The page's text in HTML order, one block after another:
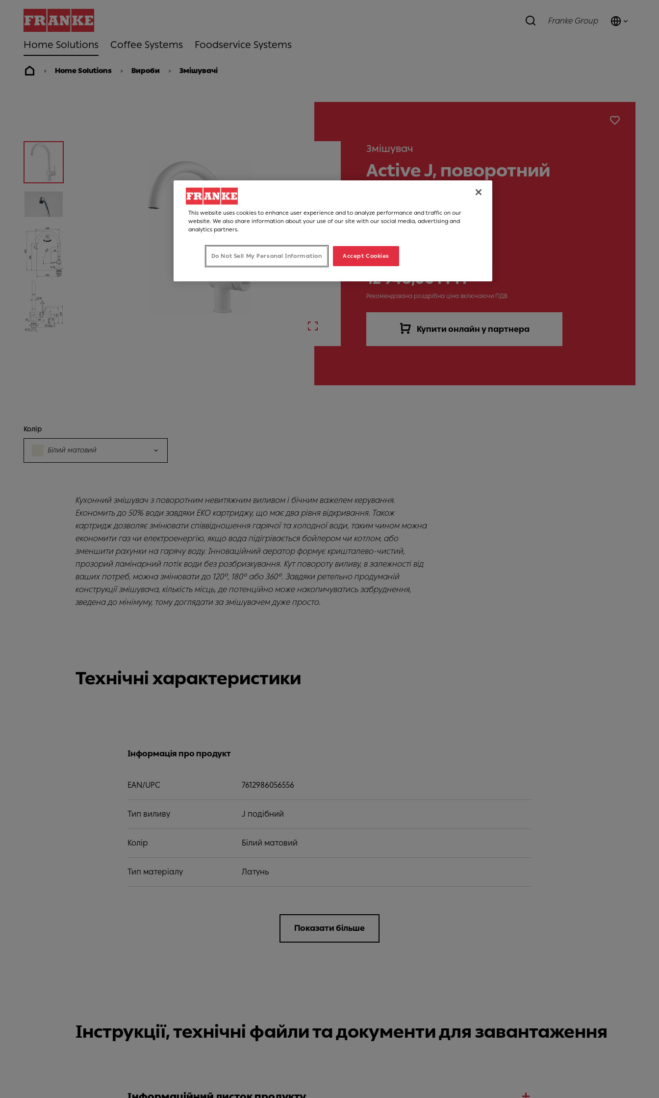
Home Solutions Coffee Systems Foodservice Systems
Franke Group
Home Solutions Вироби Змішувачі
Змішувач
Active J, поворотний
невитяжний
Артикул
12 948,00 ГРН
Рекомендована роздрібна ціна включаючи ПДВ
Купити онлайн у партнера
Колір
Білий матовий
Кухонний змішувач з поворотним невитяжним виливом і бічним важелем керування.
Економить до 50% води завдяки ЕКО картриджу, що має два рівня відкривання. Також
картридж дозволяє змінювати співвідношення гарячої та холодної води, таким чином можна
економити газ чи електроенергію, якщо вода підігрівається бойлером чи котлом, або
зменшити рахунки на гарячу воду. Інноваційний аератор формує кришталево-чистий,
прозорий ламінарний потік води без розбризкування. Кут повороту виливу, в залежності від
ваших потреб, можна змінювати до 120°, 180° або 360°. Завдяки ретельно продуманій
конструкції змішувача, кількість місць, де потенційно може накопичуватись забруднення,
зведена до мінімуму, тому доглядати за змішувачем дуже просто.
Технічні характеристики
Інформація про продукт
EAN/UPC 7612986056556
Тип виливу J подібний
Колір Білий матовий
Тип матеріалу Латунь
Показати більше
Інструкції, технічні файли та документи для завантаження
This website uses cookies to enhance user experience and to analyze performance and traffic on our
website. We also share information about your use of our site with our social media, advertising and
analytics partners.
Do Not Sell My Personal Information Accept Cookies